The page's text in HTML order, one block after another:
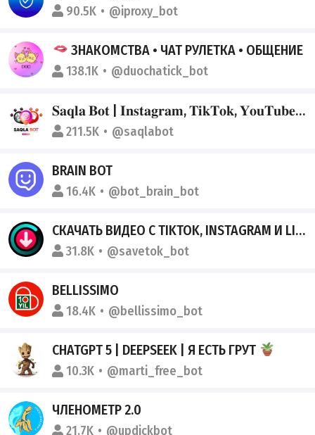
90.5K @iproxy_bot
ЗНАКОМСТВА • ЧАТ РУЛЕТКА • ОБЩЕНИЕ
138.1K @duochatick_bot
𝐒𝐚𝐪𝐥𝐚 𝐁𝐨𝐭 | 𝐈𝐧𝐬𝐭𝐚𝐠𝐫𝐚𝐦, 𝐓𝐢𝐤𝐓𝐨𝐤, 𝐘𝐨𝐮𝐓𝐮𝐛𝐞, 𝐌𝐮𝐬𝐢𝐜 СКАЧАТЬ
211.5K @saqlabot
BRAIN BOT
16.4K @bot_brain_bot
СКАЧАТЬ ВИДЕО С TIKTOK, INSTAGRAM И LIKEE
31.8K @savetok_bot
BELLISSIMO
18.4K @bellissimo_bot
CHATGPT 5 | DEEPSEEK | Я ЕСТЬ ГРУТ
10.3K @marti_free_bot
ЧЛЕНОМЕТР 2.0
21.7K @updickbot